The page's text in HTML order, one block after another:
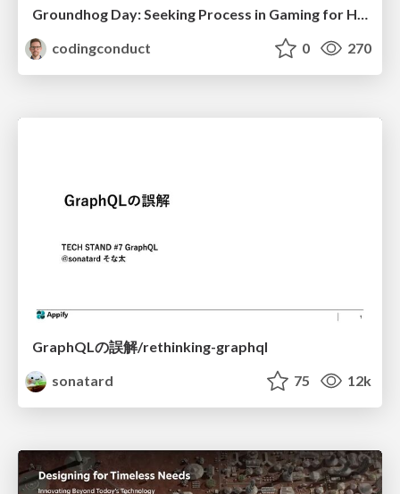
Groundhog Day: Seeking Process in Gaming for Health
codingconduct
0 270
GraphQLの誤解/rethinking-graphql
sonatard
75 12k